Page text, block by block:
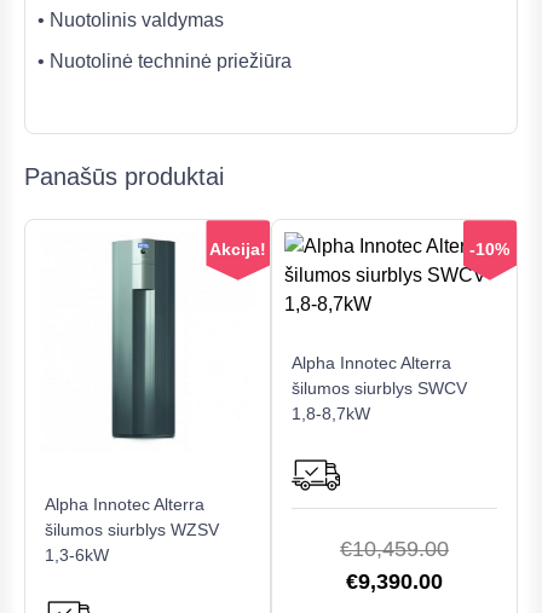
• Nuotolinis valdymas
• Nuotolinė techninė priežiūra
Panašūs produktai
Akcija!
Alpha Innotec Alterra
šilumos siurblys WZSV
1,3-6kW
product
has
-10%
Alpha Innotec Alterra
šilumos siurblys SWCV
1,8-8,7kW
€10,459.00Original
€9,390.00Current